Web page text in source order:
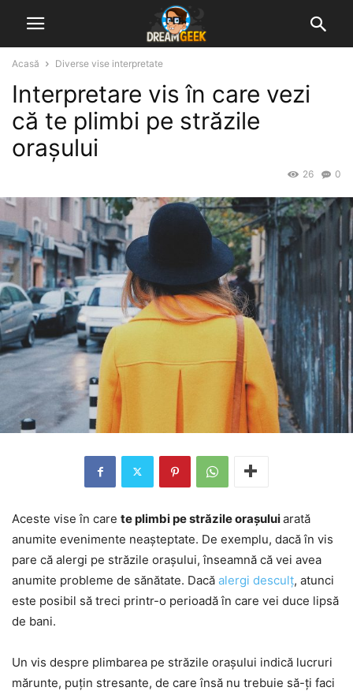
Acasă Diverse vise interpretate
Interpretare vis în care vezi
că te plimbi pe străzile
orașului
0
26
Aceste vise în care te plimbi pe străzile orașuluiarată
anumite evenimente neașteptate. De exemplu, dacă în vis
pare că alergi pe străzile orașului, înseamnă că vei avea
anumite probleme de sănătate. Dacă alergi desculț, atunci
este posibil să treci printr-o perioadă în care vei duce lipsă
de bani.
Un vis despre plimbarea pe străzile orașului indică lucruri
mărunte, puțin stresante, de care însă nu trebuie să-ți faci